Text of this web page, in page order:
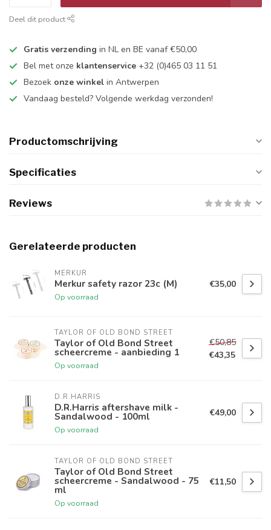
Deel dit product
Gratis verzending in NL en BE vanaf €50,00
Bel met onze klantenservice +32 (0)465 03 11 51
Bezoek onze winkel in Antwerpen
Vandaag besteld? Volgende werkdag verzonden!
Productomschrijving
Specificaties
Reviews
Gerelateerde producten
MERKUR
Merkur safety razor 23c (M)
Op voorraad
€35,00
TAYLOR OF OLD BOND STREET
Taylor of Old Bond Street
scheercreme - aanbieding 1
Op voorraad
€50,85
€43,35
D.R.HARRIS
D.R.Harris aftershave milk -
Sandalwood - 100ml
Op voorraad
€49,00
TAYLOR OF OLD BOND STREET
Taylor of Old Bond Street
scheercreme - Sandalwood - 75
ml
Op voorraad
€11,50